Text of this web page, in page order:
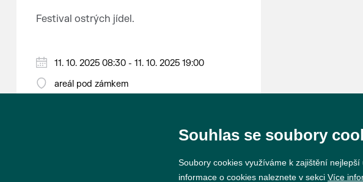
Festival ostrých jídel.
začátek prodeje ve 13:00 hodin.
Info na tel.: 608 116 654
11. 10. 2025 08:30 - 11. 10. 2025 19:00
areál pod zámkem
Souhlas se soubory
Soubory cookies využíváme k zajištění
informace o cookies naleznete v sekci Více